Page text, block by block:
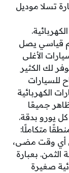
تسلا موديل
قياسي يصل
الأغلى
لك الكثير
للسيارات
الكهربائية
جميعًا
كل يورو بدقة.
متكاملًا:
أي وقت مضى،
الثمن. بعبارة
صغيرة